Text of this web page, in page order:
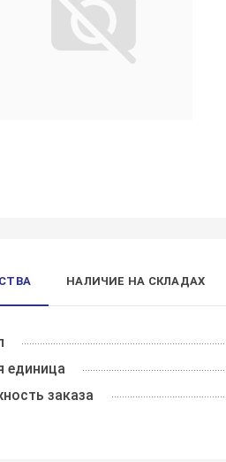
НАЛИЧИЕ НА СКЛАДАХ
единица
заказа